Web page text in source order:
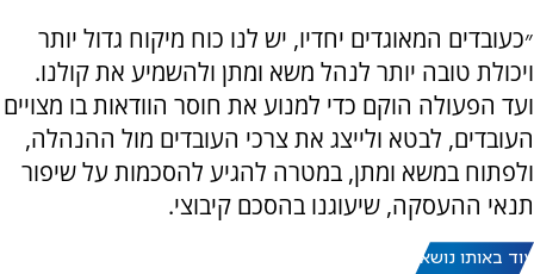
״כעובדים המאוגדים יחדיו, יש לנו כוח מיקוח גדול יותר
ויכולת טובה יותר לנהל משא ומתן ולהשמיע את קולנו.
ועד הפעולה הוקם כדי למנוע את חוסר הוודאות בו מצויים
העובדים, לבטא ולייצג את צרכי העובדים מול ההנהלה,
ולפתוח במשא ומתן, במטרה להגיע להסכמות על שיפור
תנאי ההעסקה, שיעוגנו בהסכם קיבוצי.
עוד באותו נושא: